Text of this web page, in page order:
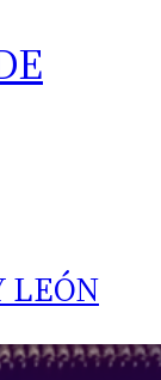
LEÓN